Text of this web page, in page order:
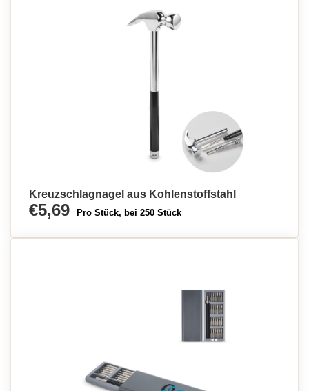
Kreuzschlagnagel aus Kohlenstoffstahl
€5,69 Pro Stück, bei 250 Stück